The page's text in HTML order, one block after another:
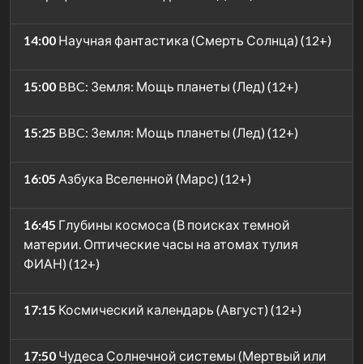
14:00 Научная фантастика (Смерть Солнца) (12+)
15:00 BBC: Земля: Мощь планеты (Лед) (12+)
15:25 BBC: Земля: Мощь планеты (Лед) (12+)
16:05 Азбука Вселенной (Марс) (12+)
16:45 Глубины космоса (В поисках темной
материи. Оптические часы на атомах тулия
ФИАН) (12+)
17:15 Космический календарь (Август) (12+)
17:50 Чудеса Солнечной системы (Мертвый или